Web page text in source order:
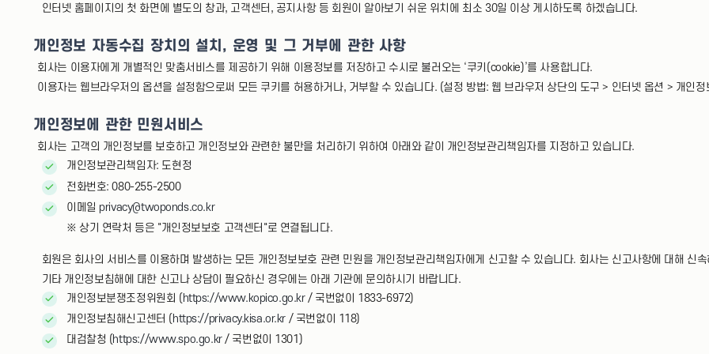
인터넷 홈페이지의 첫 화면에 별도의 창과, 고객센터, 공지사항 등 회원이 알아보기 쉬운 위치에 최소 30일 이상 게시하도록 하겠습니다.
개인정보 자동수집 장치의 설치, 운영 및 그 거부에 관한 사항
회사는 이용자에게 개별적인 맞춤서비스를 제공하기 위해 이용정보를 저장하고 수시로 불러오는 ‘쿠키(cookie)’를 사용합니다.
이용자는 웹브라우저의 옵션을 설정함으로써 모든 쿠키를 허용하거나, 거부할 수 있습니다. (설정 방법: 웹 브라우저 상단의 도구 > 인터넷 옵션 > 개인정
개인정보에 관한 민원서비스
회사는 고객의 개인정보를 보호하고 개인정보와 관련한 불만을 처리하기 위하여 아래와 같이 개인정보관리책임자를 지정하고 있습니다.
개인정보관리책임자: 도현정
전화번호: 080-255-2500
이메일privacy@twoponds.co.kr
※ 상기 연락처 등은 "개인정보보호 고객센터"로 연결됩니다.
회원은 회사의 서비스를 이용하며 발생하는 모든 개인정보보호 관련 민원을 개인정보관리책임자에게 신고할 수 있습니다. 회사는 신고사항에 대해 신
기타 개인정보침해에 대한 신고나 상담이 필요하신 경우에는 아래 기관에 문의하시기 바랍니다.
개인정보분쟁조정위원회 ( https://www.kopico.go.kr/ 국번없이 1833-6972)
개인정보침해신고센터 ( https://privacy.kisa.or.kr / 국번없이 118)
대검찰청 ( https://www.spo.go.kr/ 국번없이 1301)